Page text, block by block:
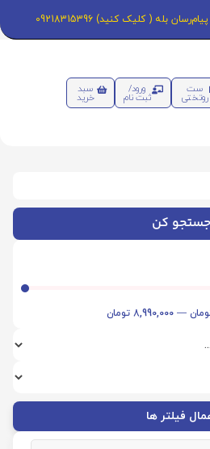
بله ( کلیک کنید) 09218315396
ست
روتختی
ورود/
ثبت نام
سبد
خرید
جستجو کن
—
8,990,000 تومان
فیلتر ها